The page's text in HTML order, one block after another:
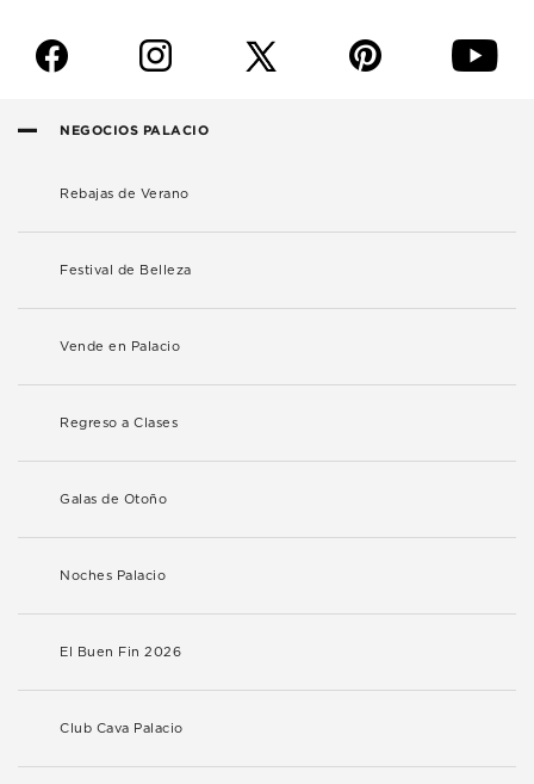
f i p y
NEGOCIOS PALACIO
Rebajas de Verano
Festival de Belleza
Vende en Palacio
Regreso a Clases
Galas de Otoño
Noches Palacio
El Buen Fin 2026
Club Cava Palacio